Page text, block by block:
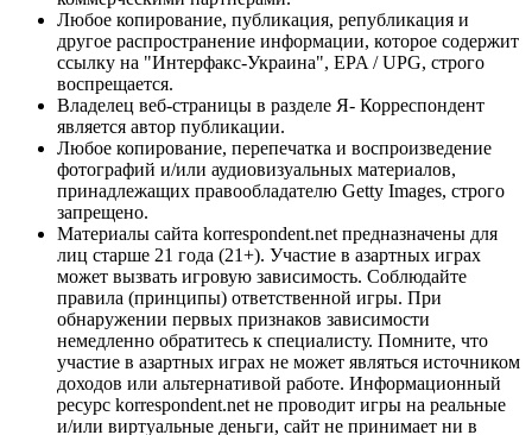
Любое копирование, публикация, републикация и
другое распространение информации, которое содержит
ссылку на "Интерфакс-Украина", EPA / UPG, строго
воспрещается.
Владелец веб-страницы в разделе Я- Корреспондент
является автор публикации.
Любое копирование, перепечатка и воспроизведение
фотографий и/или аудиовизуальных материалов,
принадлежащих правообладателю Getty Images, строго
запрещено.
Материалы сайта korrespondent.net предназначены для
лиц старше 21 года (21+). Участие в азартных играх
может вызвать игровую зависимость. Соблюдайте
правила (принципы) ответственной игры. При
обнаружении первых признаков зависимости
немедленно обратитесь к специалисту. Помните, что
участие в азартных играх не может являться источником
доходов или альтернативой работе. Информационный
ресурс korrespondent.net не проводит игры на реальные
и/или виртуальные деньги, сайт не принимает ни в